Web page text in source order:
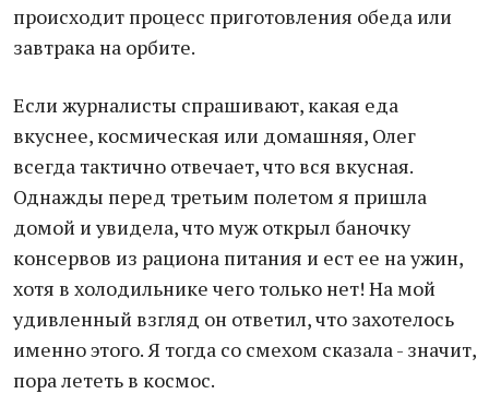
происходит процесс приготовления обеда или
завтрака на орбите.
Если журналисты спрашивают, какая еда
вкуснее, космическая или домашняя, Олег
всегда тактично отвечает, что вся вкусная.
Однажды перед третьим полетом я пришла
домой и увидела, что муж открыл баночку
консервов из рациона питания и ест ее на ужин,
хотя в холодильнике чего только нет! На мой
удивленный взгляд он ответил, что захотелось
именно этого. Я тогда со смехом сказала - значит,
пора лететь в космос.